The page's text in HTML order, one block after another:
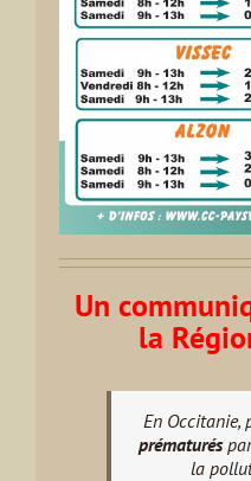
Un
la
En Occitanie,
prématurés
la